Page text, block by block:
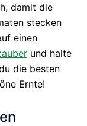
damit die
stecken
einen
und halte
die besten
Ernte!